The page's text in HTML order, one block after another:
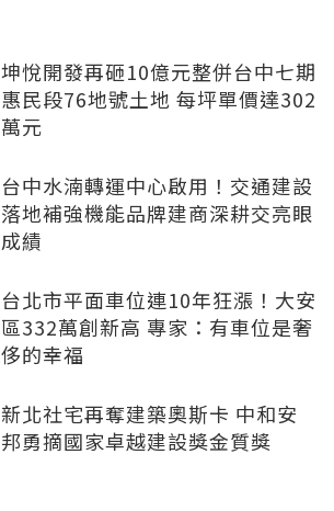
坤悅開發再砸10億元整併台中七期
惠民段76地號土地 每坪單價達302
萬元
台中水湳轉運中心啟用！交通建設
落地補強機能品牌建商深耕交亮眼
成績
台北市平面車位連10年狂漲！大安
區332萬創新高 專家：有車位是奢
侈的幸福
新北社宅再奪建築奧斯卡 中和安
邦勇摘國家卓越建設獎金質獎